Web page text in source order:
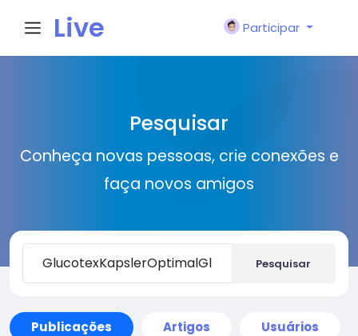
Live
n
Participar
Pesquisar
Conheça novas pessoas, crie conexões e
faça novos amigos
Pesquisar
Publicações Artigos Usuários